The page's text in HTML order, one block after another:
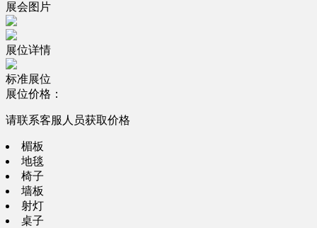
展会图片
展位详情
标准展位
展位价格：
请联系客服人员获取价格
楣板
地毯
椅子
墙板
射灯
桌子